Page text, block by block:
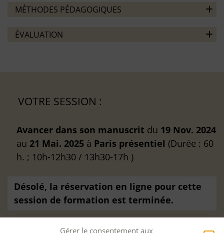
Gérer le consentement aux
MÉTHODES PÉDAGOGIQUES
ÉVALUATION
VOTRE SESSION :
Avancer dans son manuscrit du 19 Nov. 2024
au 21 Mai. 2025 à Paris présentiel (Durée : 60
h. ; 10h-12h30 / 13h30-17h )
Désolé, la réservation en ligne pour cette
session de formation est terminée.